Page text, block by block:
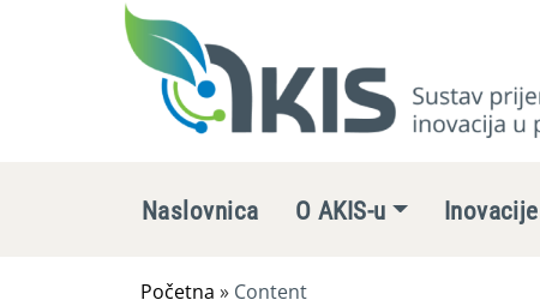
Naslovnica O AKIS-u Inovacije
Početna » Content